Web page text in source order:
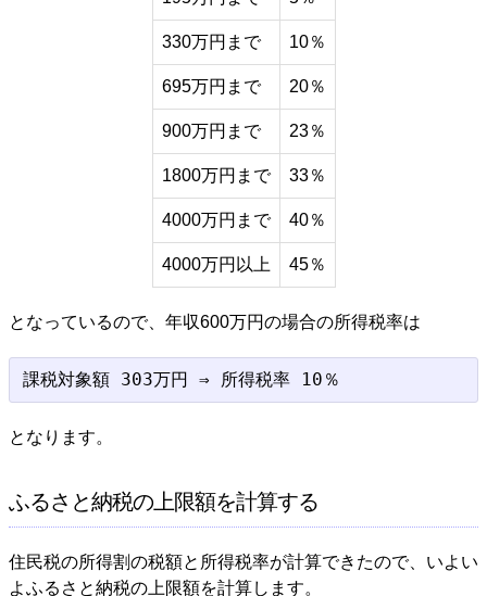
330万円まで 10％
695万円まで 20％
900万円まで 23％
1800万円まで 33％
4000万円まで 40％
4000万円以上 45％
となっているので、年収600万円の場合の所得税率は
となります。
ふるさと納税の上限額を計算する
住民税の所得割の税額と所得税率が計算できたので、いよい
よふるさと納税の上限額を計算します。